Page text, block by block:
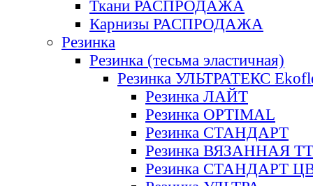
Ткани РАСПРОДАЖА
Карнизы РАСПРОДАЖА
Резинка
Резинка (тесьма эластичная)
Резинка УЛЬТРАТЕКС
Резинка ЛАЙТ
Резинка OPTIMAL
Резинка СТАНДАРТ
Резинка ВЯЗАННАЯ ТТ
Резинка СТАНДАРТ